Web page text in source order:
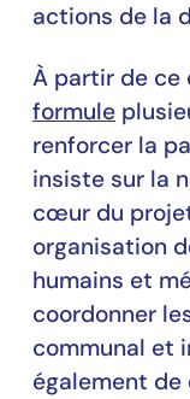
actions de la
À partir de ce
formule
renforcer la
insiste sur la
cœur du
organisation
humains et
coordonner
communal et
également